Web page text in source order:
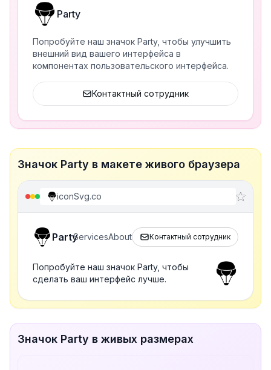
Party
Попробуйте наш значок Party, чтобы улучшить
внешний вид вашего интерфейса в
компонентах пользовательского интерфейса.
Контактный сотрудник
Значок Party в макете живого браузера
iconSvg.co
PartyServicesAbout Контактный сотрудник
Попробуйте наш значок Party, чтобы
сделать ваш интерфейс лучше.
Значок Party в живых размерах